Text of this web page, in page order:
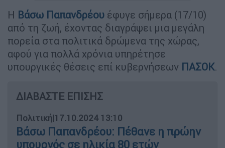
Η Βάσω Παπανδρέου έφυγε σήμερα (17/10)
από τη ζωή, έχοντας διαγράψει μια μεγάλη
πορεία στα πολιτικά δρώμενα της χώρας,
αφού για πολλά χρόνια υπηρέτησε
υπουργικές θέσεις επί κυβερνήσεων ΠΑΣΟΚ.
ΔΙΑΒΑΣΤΕ ΕΠΙΣΗΣ
Πολιτική|17.10.2024 13:10
Βάσω Παπανδρέου: Πέθανε η πρώην
υπουργός σε ηλικία 80 ετών